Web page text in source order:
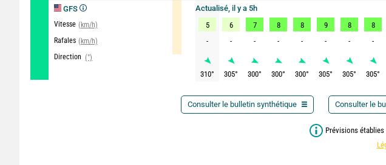
GFS
Vitesse (km/h)
Rafales (km/h)
Direction (°)
Actualisé, il y a 5h
5
6 7 8 8 9 8 8
-
- - - - - - -
310° 305° 300° 300° 300° 305° 305° 305°
Consulter le bulletin synthétique Consulter le
Prévisions établies